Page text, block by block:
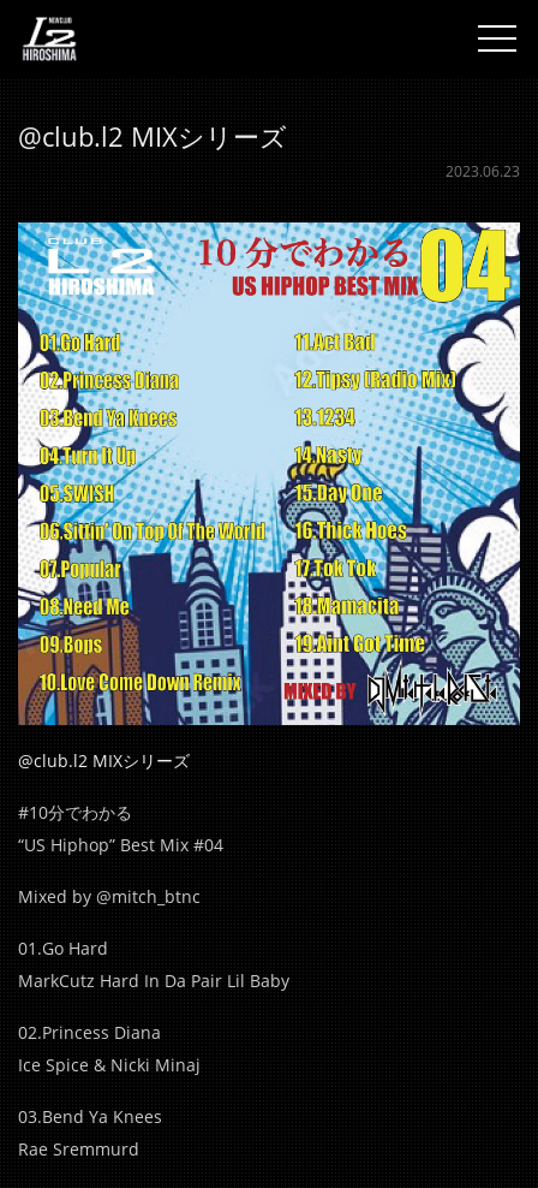
@club.l2 MIXシリーズ
2023.06.23
@club.l2 MIXシリーズ
#10分でわかる
“US Hiphop” Best Mix #04
Mixed by @mitch_btnc
01.Go Hard
MarkCutz Hard In Da Pair Lil Baby
02.Princess Diana
Ice Spice & Nicki Minaj
03.Bend Ya Knees
Rae Sremmurd